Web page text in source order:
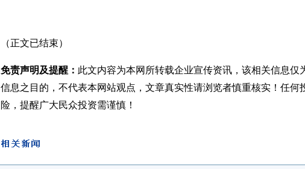
（正文已结束）
免责声明及提醒： 此文内容为本网所转载企业宣传资讯，该相关信息仅
信息之目的，不代表本网站观点，文章真实性请浏览者慎重核实！任何
险，提醒广大民众投资需谨慎！